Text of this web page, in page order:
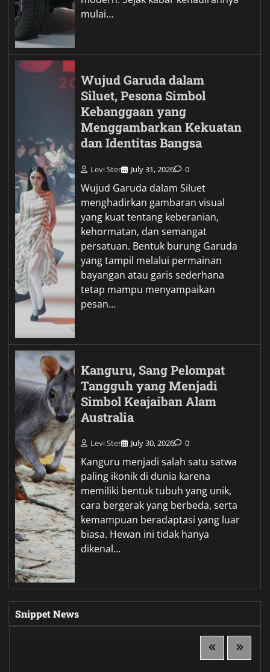
mulai…
Wujud Garuda dalam
Siluet, Pesona Simbol
Kebanggaan yang
Menggambarkan Kekuatan
dan Identitas Bangsa
Levi Ster July 31, 2026 0
Wujud Garuda dalam Siluet
menghadirkan gambaran visual
yang kuat tentang keberanian,
kehormatan, dan semangat
persatuan. Bentuk burung Garuda
yang tampil melalui permainan
bayangan atau garis sederhana
tetap mampu menyampaikan
pesan…
Kanguru, Sang Pelompat
Tangguh yang Menjadi
Simbol Keajaiban Alam
Australia
Levi Ster July 30, 2026 0
Kanguru menjadi salah satu satwa
paling ikonik di dunia karena
memiliki bentuk tubuh yang unik,
cara bergerak yang berbeda, serta
kemampuan beradaptasi yang luar
biasa. Hewan ini tidak hanya
dikenal…
Snippet News